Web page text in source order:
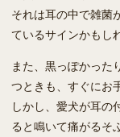
それは耳の中で雑菌
ているサインかもし
また、黒っぽかった
つときも、すぐにお
しかし、愛犬が耳の
ると鳴いて痛がるそ